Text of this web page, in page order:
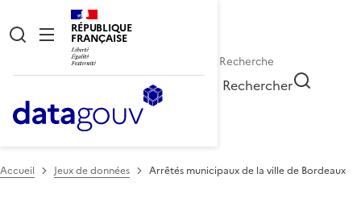
RÉPUBLIQUE
FRANÇAISE
Rechercher
Accueil Jeux de données Arrêtés municipaux de la ville de Bordeaux